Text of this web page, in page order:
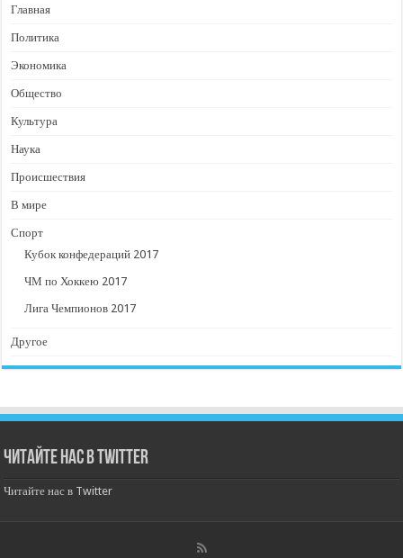
Главная
Политика
Экономика
Общество
Культура
Наука
Происшествия
В мире
Спорт
Кубок конфедераций 2017
ЧМ по Хоккею 2017
Лига Чемпионов 2017
Другое
Читайте нас в Twitter
Читайте нас в Twitter